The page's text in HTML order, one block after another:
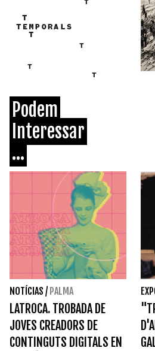
Podem
Interessar
...
NOTÍCIAS / PALMA
LATROCA. TROBADA DE
JOVES CREADORS DE
CONTINGUTS DIGITALS EN